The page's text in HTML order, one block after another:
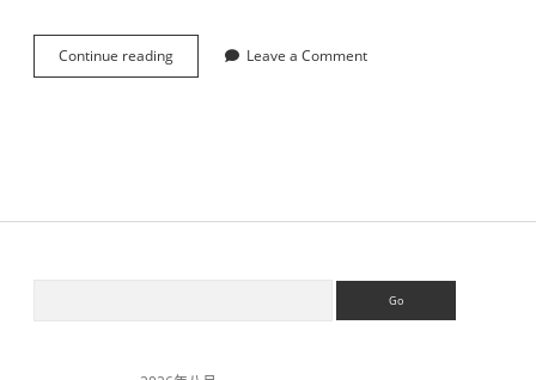
Continue reading
o
l
Leave a Comment